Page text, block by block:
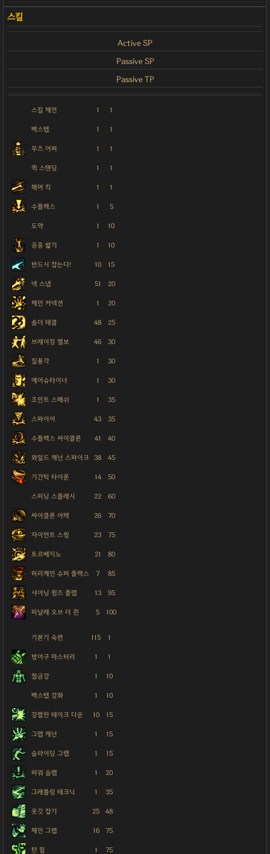
Active SP
Passive SP
Passive TP
스킬 체인 1 1
백스텝 1 1
무즈 어퍼 1 1
퀵 스탠딩 1 1
해머 킥 1 1
수플렉스 1 5
도약 1 10
공중 밟기 1 10
반드시 잡는다! 10 15
넥 스냅 51 20
체인 커넥션 1 20
숄더 태클 48 25
브레이킹 엘보 46 30
질풍각 1 30
에어슈타이너 1 30
조인트 스매쉬 1 35
스파이어 43 35
수플렉스 싸이클론 41 40
와일드 캐넌 스파이크 38 45
기간틱 타이푼 14 50
스피닝 스플래시 22 60
싸이클론 어택 26 70
자이언트 스윙 23 75
토르베지노 21 80
허리케인 슈퍼 플렉스 7 85
샤이닝 윙즈 플랩 13 95
피날레 오브 더 퀸 5 100
기본기 숙련 115 1
방어구 마스터리 1 1
철금강 1 10
백스텝 강화 1 10
강렬한 테이크 다운 10 15
그랩 캐넌 1 15
슬라이딩 그랩 1 15
파워 슬램 1 20
그래플링 테크닉 1 35
옷깃 잡기 25 48
체인 그랩 16 75
턴 힐 1 75